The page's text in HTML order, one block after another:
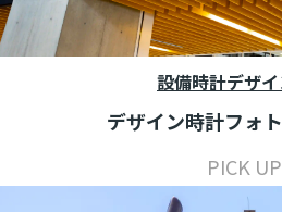
設備時計デザ
デザイン時計フォ
PICK UP